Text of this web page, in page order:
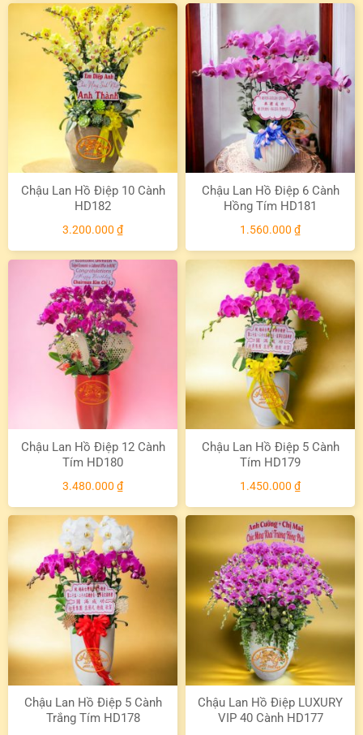
Chậu Lan Hồ Điệp 10 Cành
HD182
3.200.000 ₫
Chậu Lan Hồ Điệp 6 Cành
Hồng Tím HD181
1.560.000 ₫
Chậu Lan Hồ Điệp 12 Cành
Tím HD180
3.480.000 ₫
Chậu Lan Hồ Điệp 5 Cành
Tím HD179
1.450.000 ₫
Chậu Lan Hồ Điệp 5 Cành
Trắng Tím HD178
Chậu Lan Hồ Điệp LUXURY
VIP 40 Cành HD177